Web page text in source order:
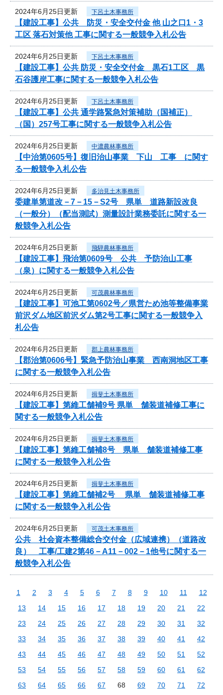
2024年6月25日更新 下呂土木事務所
【建設工事】公共 防災・安全交付金 他 山之口1・3
工区 落石対策他 工事に関する一般競争入札公告
2024年6月25日更新 下呂土木事務所
【建設工事】公共 防災・安全交付金 黒石1工区 黒
石谷護岸工事に関する一般競争入札公告
2024年6月25日更新 下呂土木事務所
【建設工事】公共 通学路緊急対策補助（国補正）
（国）257号工事に関する一般競争入札公告
2024年6月25日更新 中濃農林事務所
【中治第0605号】復旧治山事業 下山 工事 に関す
る一般競争入札公告
2024年6月25日更新 多治見土木事務所
委建単第道改－7－15－S2号 県単 道路新設改良
（一般分）（配当測試）測量設計業務委託に関する一
般競争入札公告
2024年6月25日更新 飛騨農林事務所
【建設工事】飛治第0609号 公共 予防治山工事
（泉）に関する一般競争入札公告
2024年6月25日更新 可茂農林事務所
【建設工事】可池工第0602号／県営ため池等整備事業
前沢ダム地区前沢ダム第2号工事に関する一般競争入
札公告
2024年6月25日更新 郡上農林事務所
【郡治第0606号】緊急予防治山事業 西南洞地区工事
に関する一般競争入札公告
2024年6月25日更新 揖斐土木事務所
【建設工事】第維工舗補9号 県単 舗装道補修工事に
関する一般競争入札公告
2024年6月25日更新 揖斐土木事務所
【建設工事】第維工舗補8号 県単 舗装道補修工事
に関する一般競争入札公告
2024年6月25日更新 揖斐土木事務所
【建設工事】第維工舗補2号 県単 舗装道補修工事
に関する一般競争入札公告
2024年6月25日更新 可茂土木事務所
公共 社会資本整備総合交付金（広域連携）（道路改
良） 工事/工建2第46－A11－002－1他号に関する一
般競争入札公告
1 2 3 4 5 6 7 8 9 10 11
12
13
14 15 16 17 18 19 20 21
22
23
24 25 26 27 28 29 30 31
32
33
34 35 36 37 38 39 40 41
42
43
44 45 46 47 48 49 50 51
52
53
54 55 56 57 58 59 60 61
62
63
64 65 66 67 68 69 70 71
72